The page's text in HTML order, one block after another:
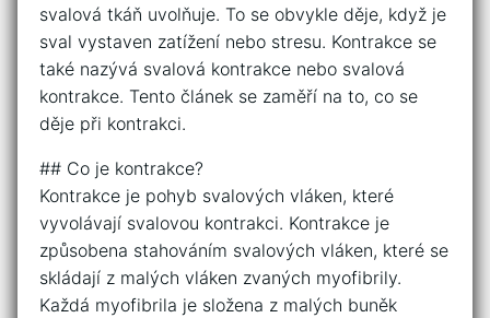
svalová tkáň uvolňuje. To se obvykle děje, když je
sval vystaven zatížení nebo stresu. Kontrakce se
také nazývá svalová kontrakce nebo svalová
kontrakce. Tento článek se zaměří na to, co se
děje při kontrakci.
## Co je kontrakce?
Kontrakce je pohyb svalových vláken, které
vyvolávají svalovou kontrakci. Kontrakce je
způsobena stahováním svalových vláken, které se
skládají z malých vláken zvaných myofibrily.
Každá myofibrila je složena z malých buněk